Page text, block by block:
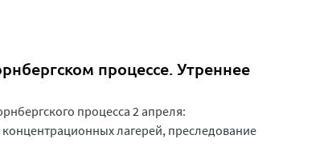
процессе. Утреннее
процесса 2 апреля:
лагерей, преследование